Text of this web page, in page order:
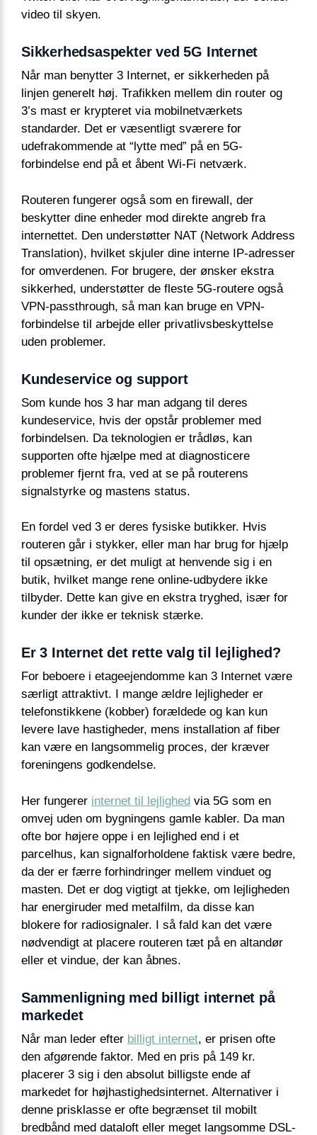
video til skyen.
Sikkerhedsaspekter ved 5G Internet
Når man benytter 3 Internet, er sikkerheden på
linjen generelt høj. Trafikken mellem din router og
3’s mast er krypteret via mobilnetværkets
standarder. Det er væsentligt sværere for
udefrakommende at “lytte med” på en 5G-
forbindelse end på et åbent Wi-Fi netværk.
Routeren fungerer også som en firewall, der
beskytter dine enheder mod direkte angreb fra
internettet. Den understøtter NAT (Network Address
Translation), hvilket skjuler dine interne IP-adresser
for omverdenen. For brugere, der ønsker ekstra
sikkerhed, understøtter de fleste 5G-routere også
VPN-passthrough, så man kan bruge en VPN-
forbindelse til arbejde eller privatlivsbeskyttelse
uden problemer.
Kundeservice og support
Som kunde hos 3 har man adgang til deres
kundeservice, hvis der opstår problemer med
forbindelsen. Da teknologien er trådløs, kan
supporten ofte hjælpe med at diagnosticere
problemer fjernt fra, ved at se på routerens
signalstyrke og mastens status.
En fordel ved 3 er deres fysiske butikker. Hvis
routeren går i stykker, eller man har brug for hjælp
til opsætning, er det muligt at henvende sig i en
butik, hvilket mange rene online-udbydere ikke
tilbyder. Dette kan give en ekstra tryghed, især for
kunder der ikke er teknisk stærke.
Er 3 Internet det rette valg til lejlighed?
For beboere i etageejendomme kan 3 Internet være
særligt attraktivt. I mange ældre lejligheder er
telefonstikkene (kobber) forældede og kan kun
levere lave hastigheder, mens installation af fiber
kan være en langsommelig proces, der kræver
foreningens godkendelse.
Her fungerer internet til lejlighed via 5G som en
omvej uden om bygningens gamle kabler. Da man
ofte bor højere oppe i en lejlighed end i et
parcelhus, kan signalforholdene faktisk være bedre,
da der er færre forhindringer mellem vinduet og
masten. Det er dog vigtigt at tjekke, om lejligheden
har energiruder med metalfilm, da disse kan
blokere for radiosignaler. I så fald kan det være
nødvendigt at placere routeren tæt på en altandør
eller et vindue, der kan åbnes.
Sammenligning med billigt internet på
markedet
Når man leder efter billigt internet, er prisen ofte
den afgørende faktor. Med en pris på 149 kr.
placerer 3 sig i den absolut billigste ende af
markedet for højhastighedsinternet. Alternativer i
denne prisklasse er ofte begrænset til mobilt
bredbånd med dataloft eller meget langsomme DSL-